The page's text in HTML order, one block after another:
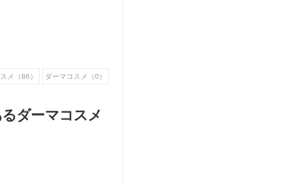
メ（86） ダーマコスメ（0）
ダーマコスメ